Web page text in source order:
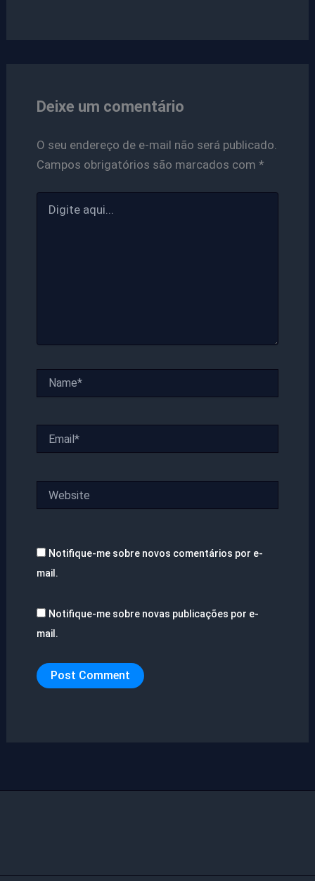
Deixe um comentário
O seu endereço de e-mail não será publicado.
Campos obrigatórios são marcados com *
aqui...
Notifique-me sobre novos comentários por e-
mail.
Notifique-me sobre novas publicações por e-
mail.